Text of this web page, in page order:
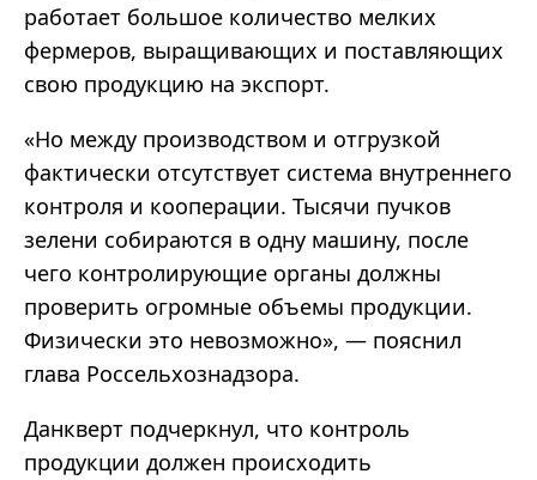
работает большое количество мелких
фермеров, выращивающих и поставляющих
свою продукцию на экспорт.
«Но между производством и отгрузкой
фактически отсутствует система внутреннего
контроля и кооперации. Тысячи пучков
зелени собираются в одну машину, после
чего контролирующие органы должны
проверить огромные объемы продукции.
Физически это невозможно», — пояснил
глава Россельхознадзора.
Данкверт подчеркнул, что контроль
продукции должен происходить